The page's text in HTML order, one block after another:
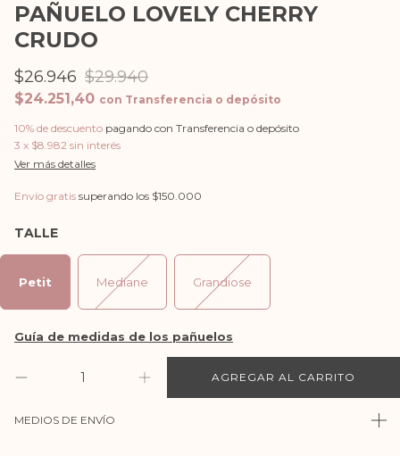
PAÑUELO LOVELY CHERRY
CRUDO
$26.946 $29.940
$24.251,40 con Transferencia o depósito
10% de descuento pagando con Transferencia o depósito
3 x $8.982 sin interés
Ver más detalles
Envío gratis superando los $150.000
TALLE
Petit Mediane Grandiose
MEDIOS DE ENVÍO